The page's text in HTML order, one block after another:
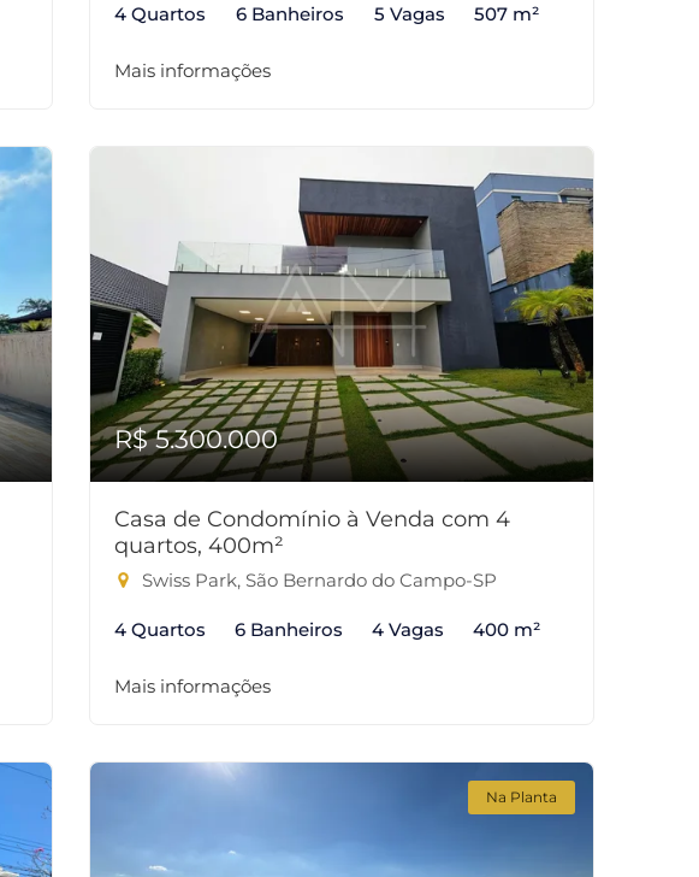
4 Quartos 6 Banheiros 5 Vagas 507 m²
Mais informações
R$ 5.300.000
Casa de Condomínio à Venda com 4
quartos, 400m²
Swiss Park, São Bernardo do Campo-SP
4 Quartos 6 Banheiros 4 Vagas 400 m²
Mais informações
Na Planta